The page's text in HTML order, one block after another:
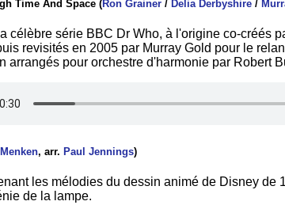
Time And Space (Ron Grainer / Delia Derbyshire /
célèbre série BBC Dr Who, à l'origine co-créés
revisités en 2005 par Murray Gold pour le
arrangés pour orchestre d'harmonie par Robert
, arr. Paul Jennings)
les mélodies du dessin animé de Disney de
de la lampe.